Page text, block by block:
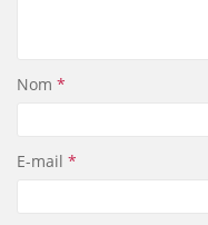
Nom *
E-mail *